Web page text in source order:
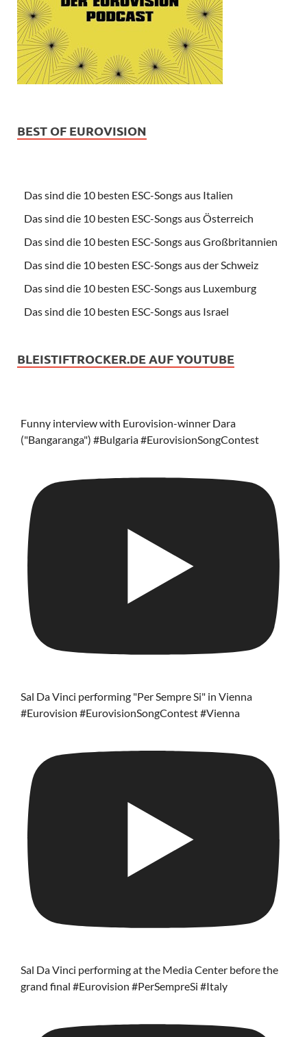
BEST OF EUROVISION
Das sind die 10 besten ESC-Songs aus Italien
Das sind die 10 besten ESC-Songs aus Österreich
Das sind die 10 besten ESC-Songs aus Großbritannien
Das sind die 10 besten ESC-Songs aus der Schweiz
Das sind die 10 besten ESC-Songs aus Luxemburg
Das sind die 10 besten ESC-Songs aus Israel
BLEISTIFTROCKER.DE AUF YOUTUBE
Funny interview with Eurovision-winner Dara
("Bangaranga") #Bulgaria #EurovisionSongContest
Sal Da Vinci performing "Per Sempre Si" in Vienna
#Eurovision #EurovisionSongContest #Vienna
Sal Da Vinci performing at the Media Center before the
grand final #Eurovision #PerSempreSi #Italy